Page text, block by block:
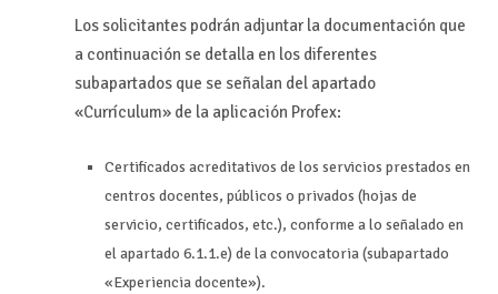
Los solicitantes podrán adjuntar la documentación que
a continuación se detalla en los diferentes
subapartados que se señalan del apartado
«Currículum» de la aplicación Profex:
Certificados acreditativos de los servicios prestados en
centros docentes, públicos o privados (hojas de
servicio, certificados, etc.), conforme a lo señalado en
el apartado 6.1.1.e) de la convocatoria (subapartado
«Experiencia docente»).